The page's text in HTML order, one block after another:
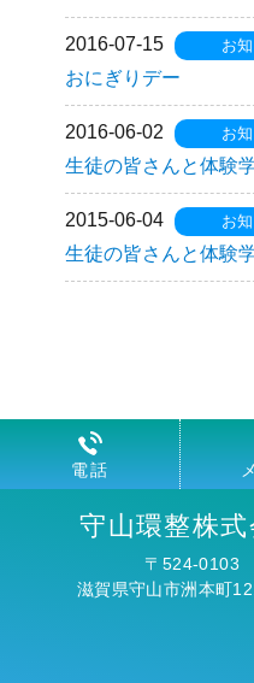
2016-07-15 お
おにぎりデー
2016-06-02 お
生徒の皆さんと体験
2015-06-04 お
生徒の皆さんと体験
電話
守山環整株式
〒524-0103
滋賀県守山市洲本町